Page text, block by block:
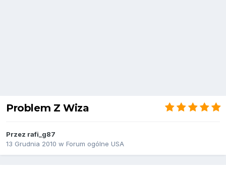
Problem Z Wiza
Przez rafi_g87
13 Grudnia 2010 w Forum ogólne USA